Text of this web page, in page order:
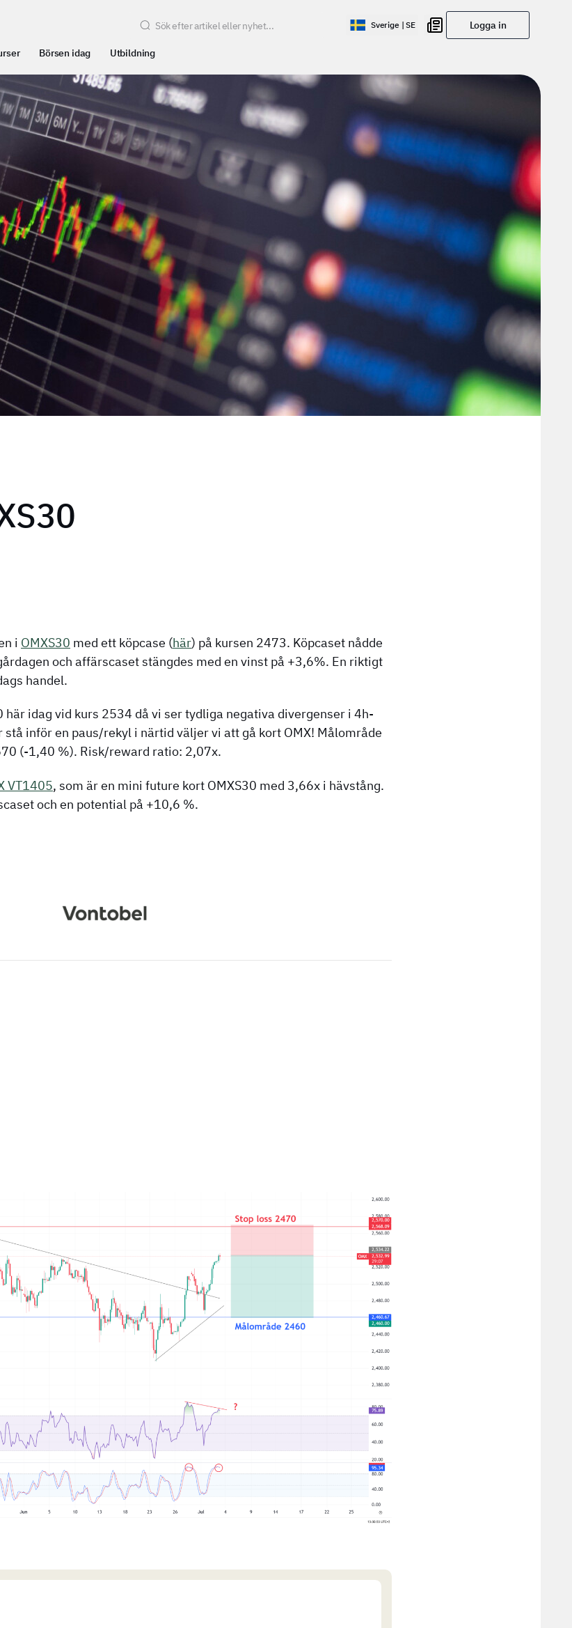
Sverige | SE Logga in
Börsen idag Utbildning
i OMXS30 med ett köpcase (här) på kursen 2473. Köpcaset nådde
och affärscaset stängdes med en vinst på +3,6%. En riktigt
handel.
här idag vid kurs 2534 då vi ser tydliga negativa divergenser i 4h-
stå inför en paus/rekyl i närtid väljer vi att gå kort OMX! Målområde
(-1,40 %). Risk/reward ratio: 2,07x.
VT1405, som är en mini future kort OMXS30 med 3,66x i hävstång.
och en potential på +10,6 %.